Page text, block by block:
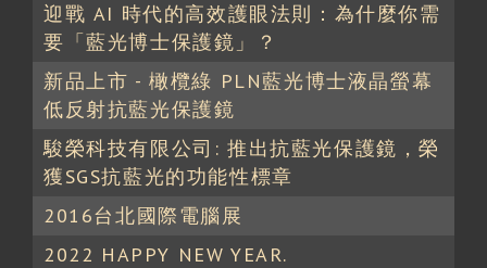
迎戰 AI 時代的高效護眼法則：為什麼你需
要「藍光博士保護鏡」？
新品上市 - 橄欖綠 PLN藍光博士液晶螢幕
低反射抗藍光保護鏡
駿榮科技有限公司: 推出抗藍光保護鏡，榮
獲SGS抗藍光的功能性標章
2016台北國際電腦展
2022 HAPPY NEW YEAR.